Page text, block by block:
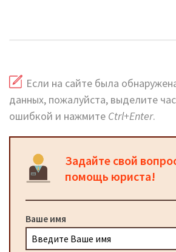
Если на сайте была
данных, пожалуйста, выделите
ошибкой и нажмите Ctrl+Enter.
Задайте свой
помощь юриста!
Ваше имя